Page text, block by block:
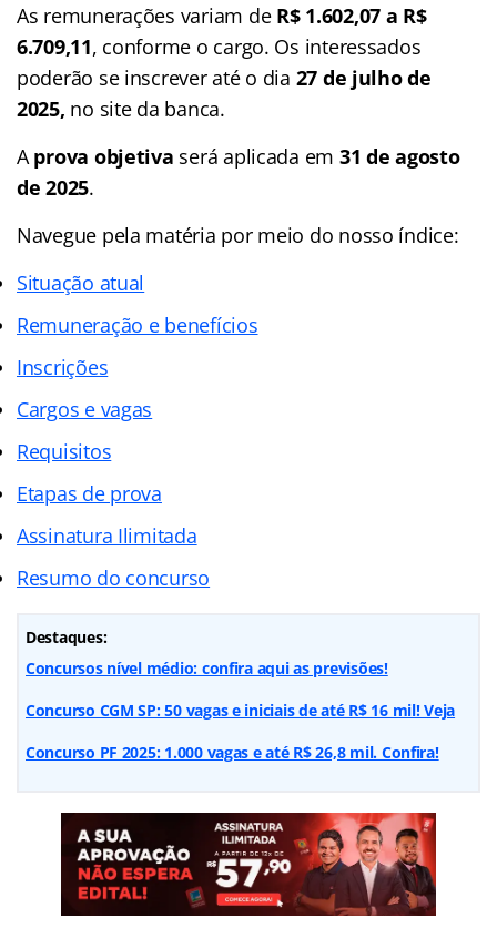
As remunerações variam de R$ 1.602,07 a R$
6.709,11, conforme o cargo. Os interessados
poderão se inscrever até o dia 27 de julho de
2025, no site da banca.
Aprova objetiva será aplicada em 31 de agosto
de 2025.
Navegue pela matéria por meio do nosso índice:
Situação atual
Remuneração e benefícios
Inscrições
Cargos e vagas
Requisitos
Etapas de prova
Assinatura Ilimitada
Resumo do concurso
Destaques:
Concursos nível médio: confira aqui as previsões!
Concurso CGM SP: 50 vagas e iniciais de até R$ 16 mil! Veja
Concurso PF 2025: 1.000 vagas e até R$ 26,8 mil. Confira!